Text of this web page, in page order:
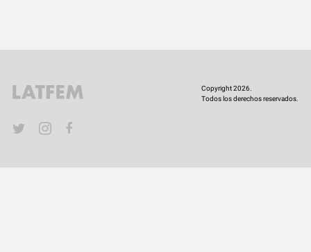
Copyright 2026.
Todos los derechos reservados.